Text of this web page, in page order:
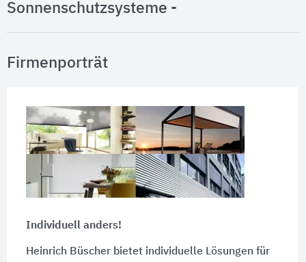
Sonnenschutzsysteme -
Firmenporträt
Individuell anders!
Heinrich Büscher bietet individuelle Lösungen für